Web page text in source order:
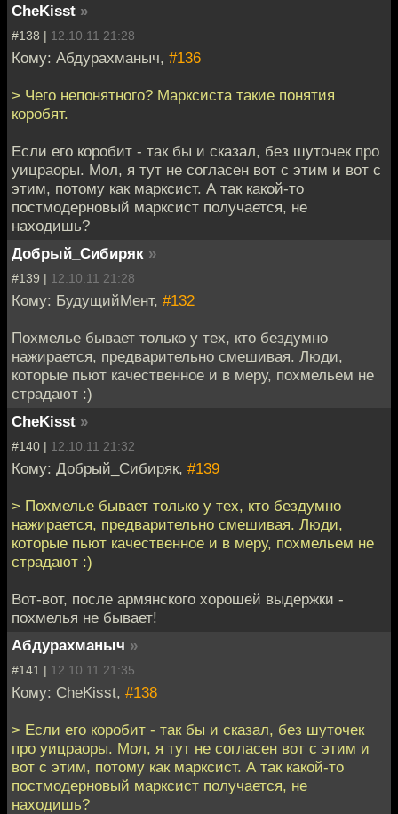
CheKisst »
#138 | 12.10.11 21:28
Кому: Абдурахманыч, #136
> Чего непонятного? Марксиста такие понятия
коробят.
Если его коробит - так бы и сказал, без шуточек про
уицраоры. Мол, я тут не согласен вот с этим и вот с
этим, потому как марксист. А так какой-то
постмодерновый марксист получается, не
находишь?
Добрый_Сибиряк »
#139 | 12.10.11 21:28
Кому: БудущийМент, #132
Похмелье бывает только у тех, кто бездумно
нажирается, предварительно смешивая. Люди,
которые пьют качественное и в меру, похмельем не
страдают :)
CheKisst »
#140 | 12.10.11 21:32
Кому: Добрый_Сибиряк, #139
> Похмелье бывает только у тех, кто бездумно
нажирается, предварительно смешивая. Люди,
которые пьют качественное и в меру, похмельем не
страдают :)
Вот-вот, после армянского хорошей выдержки -
похмелья не бывает!
Абдурахманыч »
#141 | 12.10.11 21:35
Кому: CheKisst, #138
> Если его коробит - так бы и сказал, без шуточек
про уицраоры. Мол, я тут не согласен вот с этим и
вот с этим, потому как марксист. А так какой-то
постмодерновый марксист получается, не
находишь?